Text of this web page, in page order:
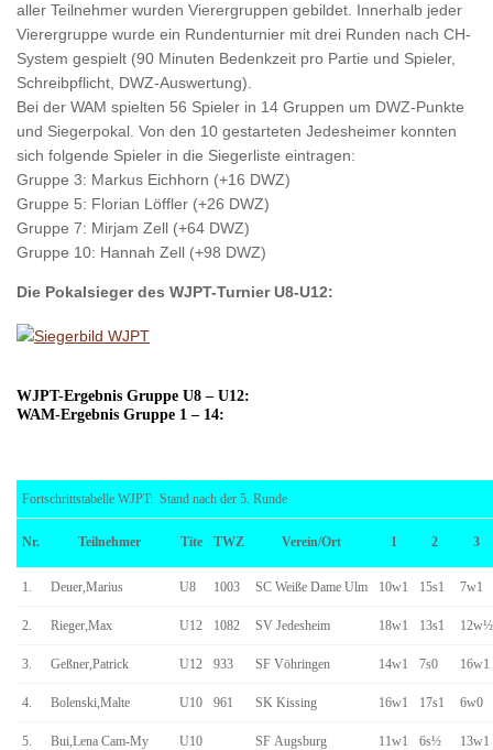
aller Teilnehmer wurden Vierergruppen gebildet. Innerhalb jeder
Vierergruppe wurde ein Rundenturnier mit drei Runden nach CH-
System gespielt (90 Minuten Bedenkzeit pro Partie und Spieler,
Schreibpflicht, DWZ-Auswertung).
Bei der WAM spielten 56 Spieler in 14 Gruppen um DWZ-Punkte
und Siegerpokal. Von den 10 gestarteten Jedesheimer konnten
sich folgende Spieler in die Siegerliste eintragen:
Gruppe 3: Markus Eichhorn (+16 DWZ)
Gruppe 5: Florian Löffler (+26 DWZ)
Gruppe 7: Mirjam Zell (+64 DWZ)
Gruppe 10: Hannah Zell (+98 DWZ)
Die Pokalsieger des WJPT-Turnier U8-U12:
WJPT-Ergebnis Gruppe U8 – U12:
WAM-Ergebnis Gruppe 1 – 14:
Fortschrittstabelle WJPT: Stand nach der 5. Runde
Nr. Teilnehmer Tite TWZ Verein/Ort 1 2 3
1. Deuer,Marius U8 1003 SC Weiße Dame Ulm 10w1 15s1 7w1
2. Rieger,Max U12 1082 SV Jedesheim 18w1 13s1 12w½
3. Geßner,Patrick U12 933 SF Vöhringen 14w1 7s0 16w1
4. Bolenski,Malte U10 961 SK Kissing 16w1 17s1 6w0
5. Bui,Lena Cam-My U10 SF Augsburg 11w1 6s½ 13w1